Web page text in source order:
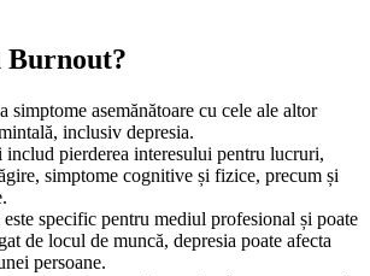
Burnout?
simptome asemănătoare cu cele ale altor
inclusiv depresia.
includ pierderea interesului pentru lucruri,
simptome cognitive și fizice, precum și
specific pentru mediul profesional și poate
de locul de muncă, depresia poate afecta
persoane.